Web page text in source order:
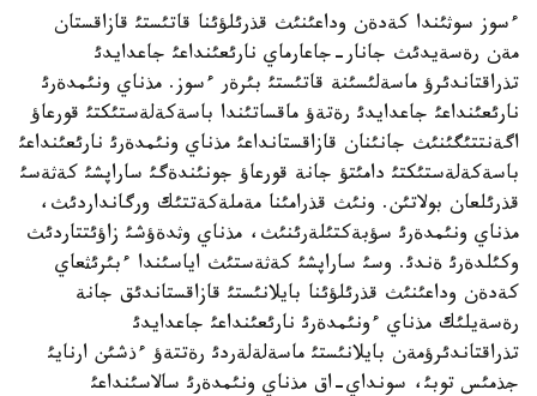
ءسوز سوثئندا كةدةن وداعئنئث قذرئلؤئنا قاتئستئ قازاقستان
مةن رةسةيدئث جانار-جاعارماي نارئعئنداعئ جاعدايدئ
تذراقتاندئرؤ ماسةلئسئنة قاتئستئ بئرةر ءسوز. مذناي ونئمدةرئ
نارئعئنداعئ جاعدايدئ رةتةؤ ماقساتئندا باسةكةلةستئكتئ قورعاؤ
اگةنتتئگئنئث جانئنان قازاقستانداعئ مذناي ونئمدةرئ نارئعئنداعئ
باسةكةلةستئكتئ دامئتؤ جانة قورعاؤ جونئندةگئ ساراپشئ كةثةسئ
قذرئلعان بولاتئن. ونئث قذرامئنا مةملةكةتتئك ورگانداردئث،
مذناي ونئمدةرئ سؤبةكتئلةرئنئث، مذناي وثدةؤشئ زاؤئتتاردئث
وكئلدةرئ ةندئ. وسئ ساراپشئ كةثةستئث اياسئندا ءبئرئثعاي
كةدةن وداعئنئث قذرئلؤئنا بايلانئستئ قازاقستاندئق جانة
رةسةيلئك مذناي ءونئمدةرئ نارئعئنداعئ جاعدايدئ
تذراقتاندئرؤمةن بايلانئستئ ماسةلةلةردئ رةتتةؤ ءذشئن ارنايئ
جذمئس توبئ، سونداي-اق مذناي ونئمدةرئ سالاسئنداعئ